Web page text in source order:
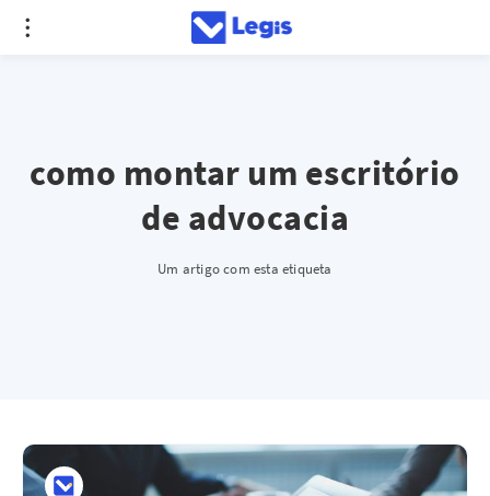
como montar um escritório
de advocacia
Um artigo com esta etiqueta